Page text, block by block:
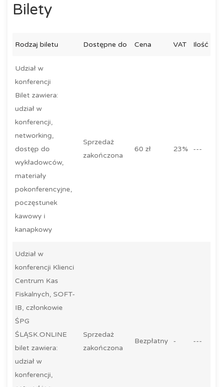
Bilety
Rodzaj biletu Dostępne do Cena VAT Ilość
Udział w
konferencji
Bilet zawiera:
udział w
konferencji,
networking,
dostęp do
wykładowców,
materiały
pokonferencyjne,
poczęstunek
kawowy i
kanapkowy
Sprzedaż
zakończona
60 zł 23% ---
Udział w
konferencji Klienci
Centrum Kas
Fiskalnych, SOFT-
IB, członkowie
ŚPG
ŚLĄSK.ONLINE
bilet zawiera:
udział w
konferencji,
Sprzedaż
zakończona
Bezpłatny - ---